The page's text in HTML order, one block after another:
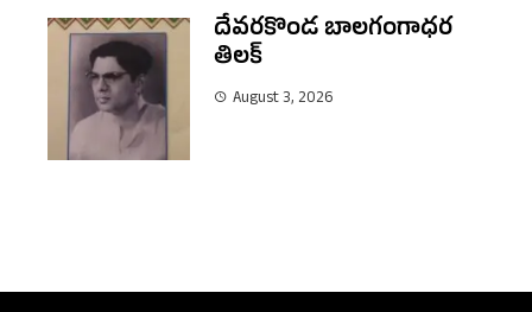
దేవరకొండ బాలగంగాధర
తిలక్
August 3, 2026